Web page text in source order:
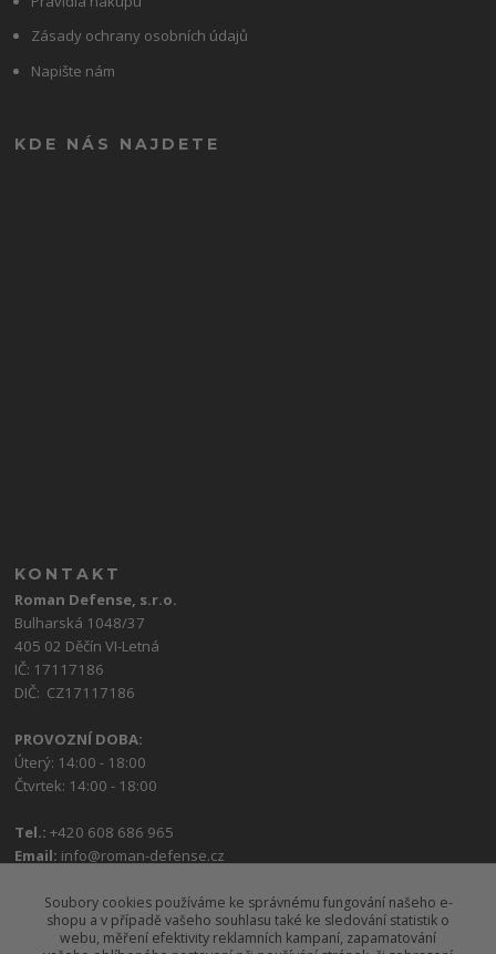
Zásady ochrany osobních údajů
Napište nám
KDE NÁS NAJDETE
KONTAKT
Roman Defense, s.r.o.
Bulharská 1048/37
405 02 Děčín VI-Letná
IČ: 17117186
DIČ: CZ17117186
PROVOZNÍ DOBA:
Úterý: 14:00 - 18:00
Čtvrtek: 14:00 - 18:00
Tel.:+420 608 686 965
Email: info@roman-defense.cz
Soubory cookies používáme ke správnému fungování našeho e-
shopu a v případě vašeho souhlasu také ke sledování statistik o
webu, měření efektivity reklamních kampaní, zapamatování